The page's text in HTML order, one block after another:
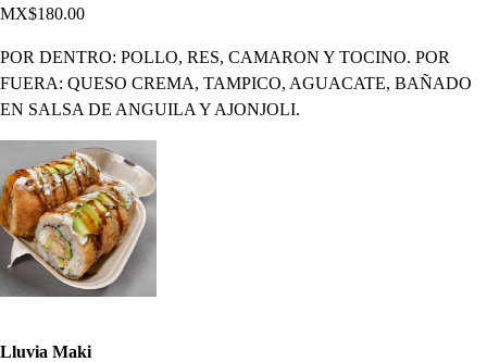
MX$180.00
POR DENTRO: POLLO, RES, CAMARON Y TOCINO. POR
FUERA: QUESO CREMA, TAMPICO, AGUACATE, BAÑADO
EN SALSA DE ANGUILA Y AJONJOLI.
Lluvia Maki